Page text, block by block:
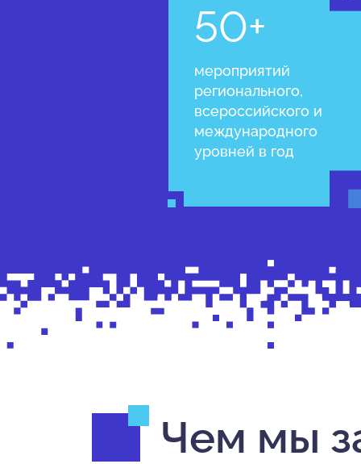
50+
мероприятий
регионального,
всероссийского и
международного
уровней в год
Чем мы